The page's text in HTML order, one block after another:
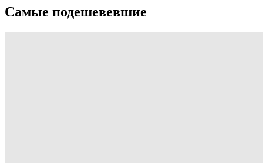
Самые подешевевшие